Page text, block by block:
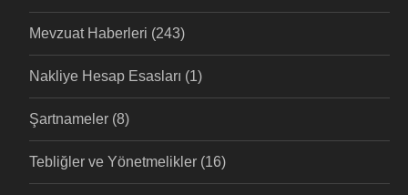
Mevzuat Haberleri (243)
Nakliye Hesap Esasları (1)
Şartnameler (8)
Tebliğler ve Yönetmelikler (16)